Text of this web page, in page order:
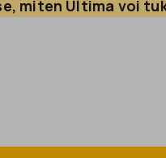
miten Ultima voi